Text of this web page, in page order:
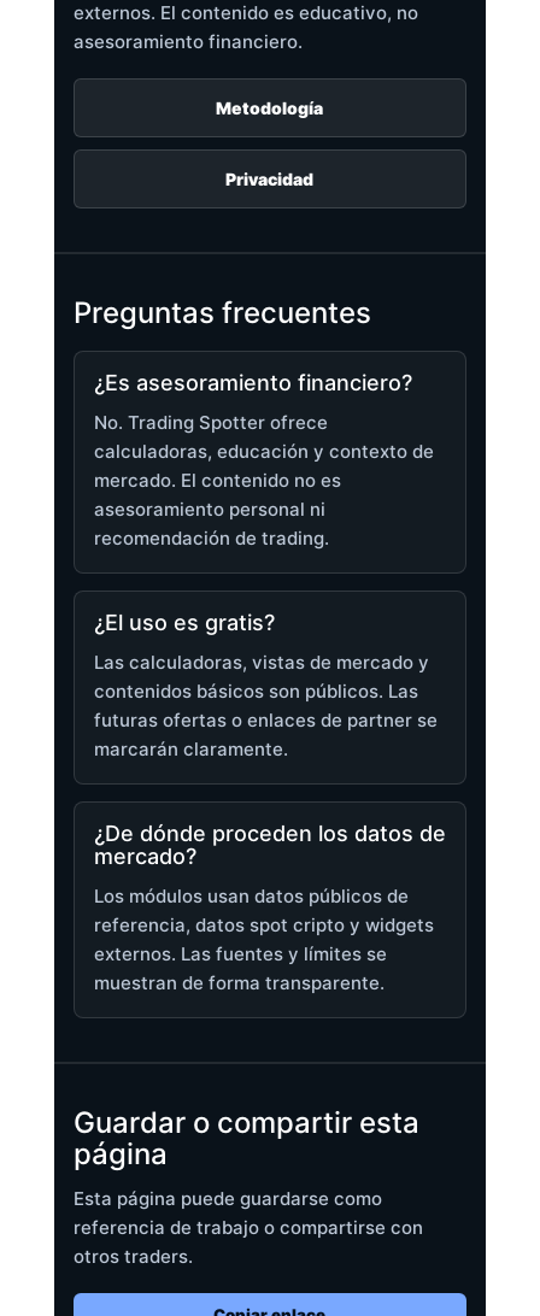
externos. El contenido es educativo, no
asesoramiento financiero.
Metodología
Privacidad
Preguntas frecuentes
¿Es asesoramiento financiero?
No. Trading Spotter ofrece
calculadoras, educación y contexto de
mercado. El contenido no es
asesoramiento personal ni
recomendación de trading.
¿El uso es gratis?
Las calculadoras, vistas de mercado y
contenidos básicos son públicos. Las
futuras ofertas o enlaces de partner se
marcarán claramente.
¿De dónde proceden los datos de
mercado?
Los módulos usan datos públicos de
referencia, datos spot cripto y widgets
externos. Las fuentes y límites se
muestran de forma transparente.
Guardar o compartir esta
página
Esta página puede guardarse como
referencia de trabajo o compartirse con
otros traders.